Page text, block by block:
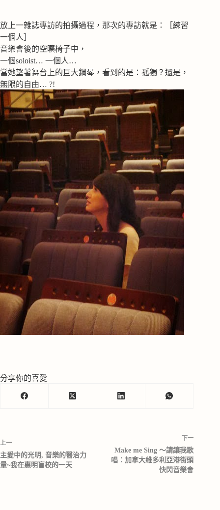
放上一雜誌專訪的拍攝過程，那次的專訪就是：［練習
一個人］
音樂會後的空曠椅子中，
一個soloist… 一個人…
當她望著舞台上的巨大鋼琴，看到的是：孤獨？還是，
無限的自由… ?!
分享你的喜愛
上一
主愛中的光明, 音樂的醫治力
量~我在惠明盲校的一天
下一
Make me Sing ～請讓我歌
唱：加拿大維多利亞港街頭
快閃音樂會